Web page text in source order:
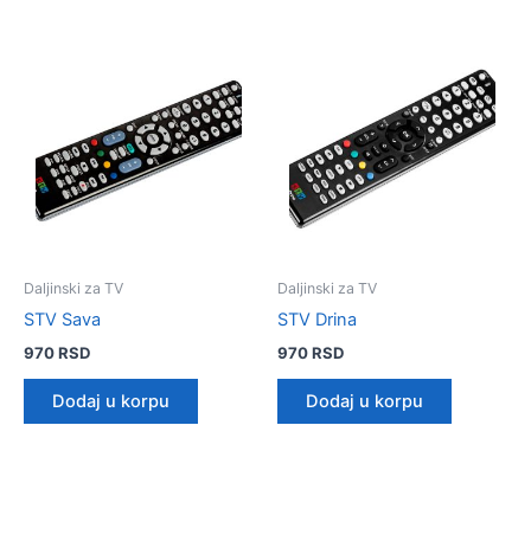
Daljinski za TV
STV Sava
970RSD
Dodaj u korpu
Daljinski za TV
STV Drina
970RSD
Dodaj u korpu